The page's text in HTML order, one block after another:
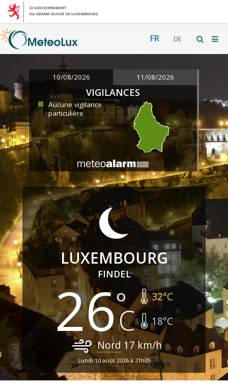
FR DE
10/08/2026 11/08/2026
VIGILANCES
Aucune vigilance
particulière
LUXEMBOURG
FINDEL
26 32°C
18°C
Nord 17km/h
Lundi 10 août 2026 à 21h05